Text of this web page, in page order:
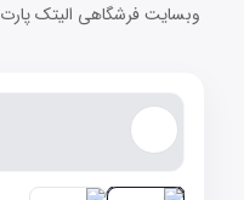
وبسایت فرشگاهی الیتک پارت